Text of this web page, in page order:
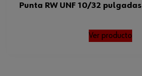
Punta RW UNF 10/32 pulgadas
Ver producto